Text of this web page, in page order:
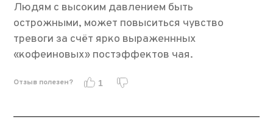
Людям с высоким давлением быть
острожными, может повыситься чувство
тревоги за счёт ярко выраженнных
«кофеиновых» постэффектов чая.
Отзыв полезен? 1